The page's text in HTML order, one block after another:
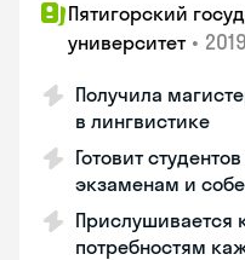
Пятигорский
университет •
Получила
в лингвистике
Готовит
экзаменам и
Прислушивается
потребностям